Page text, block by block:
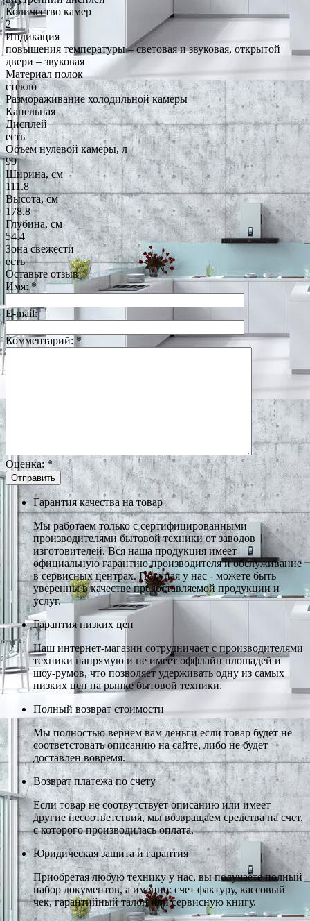
Количество камер
2
Индикация
повышения температуры – световая и звуковая, открытой
двери – звуковая
Материал полок
стекло
Размораживание холодильной камеры
Капельная
Дисплей
есть
Объем нулевой камеры, л
99
Ширина, см
111.8
Высота, см
178.8
Глубина, см
54.4
Зона свежести
есть
Оставьте отзыв
Имя:*
E-mail:
Комментарий: *
Оценка:*
Гарантия качества на товар
Мы работаем только с сертифицированными
производителями бытовой техники от заводов
изготовителей. Вся наша продукция имеет
официальную гарантию производителя и обслуживание
в сервисных центрах. Покупая у нас - можете быть
уверенны в качестве предоставляемой продукции и
услуг.
Гарантия низких цен
Наш интернет-магазин сотрудничает с производителями
техники напрямую и не имеет оффлайн площадей и
шоу-румов, что позволяет удерживать одну из самых
низких цен на рынке бытовой техники.
Полный возврат стоимости
Мы полностью вернем вам деньги если товар будет не
соответстовать описанию на сайте, либо не будет
доставлен вовремя.
Возврат платежа по счету
Если товар не соотвутствует описанию или имеет
другие несоответствия, мы возвращаем средства на счет,
с которого производилась оплата.
Юридическая защита и гарантия
Приобретая любую технику у нас, вы получаете полный
набор документов, а именно: счет фактуру, кассовый
чек, гарантийный талон или сервисную книгу.